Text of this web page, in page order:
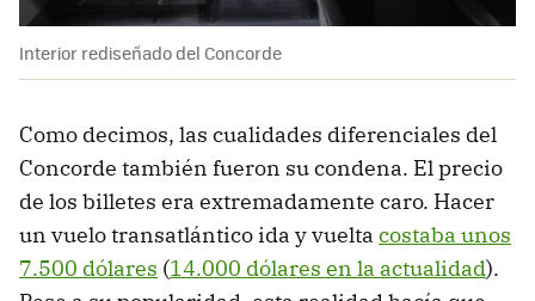
Interior rediseñado del Concorde
Como decimos, las cualidades diferenciales del
Concorde también fueron su condena. El precio
de los billetes era extremadamente caro. Hacer
un vuelo transatlántico ida y vuelta costaba unos
7.500 dólares (14.000 dólares en la actualidad).